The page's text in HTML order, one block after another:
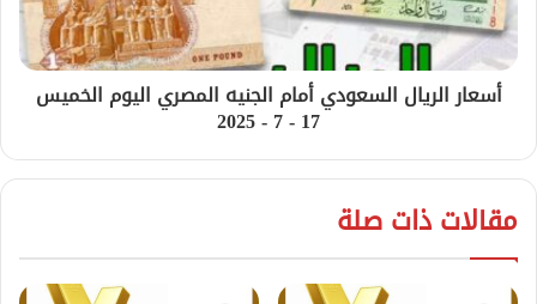
أسعار الريال السعودي أمام الجنيه المصري اليوم الخميس
17 - 7 - 2025
مقالات ذات صلة